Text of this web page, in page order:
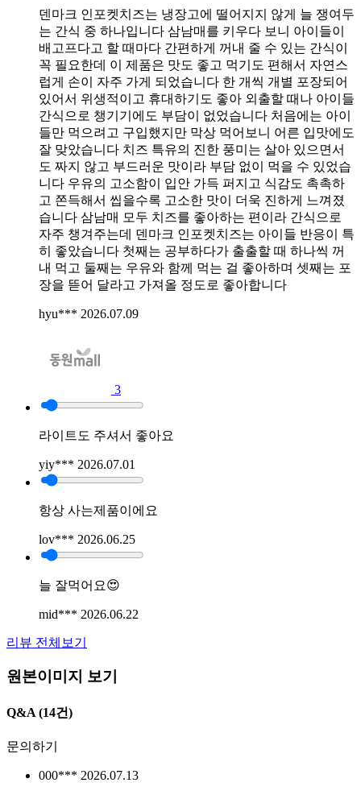
덴마크 인포켓치즈는 냉장고에 떨어지지 않게 늘 쟁여두
는 간식 중 하나입니다 삼남매를 키우다 보니 아이들이
배고프다고 할 때마다 간편하게 꺼내 줄 수 있는 간식이
꼭 필요한데 이 제품은 맛도 좋고 먹기도 편해서 자연스
럽게 손이 자주 가게 되었습니다 한 개씩 개별 포장되어
있어서 위생적이고 휴대하기도 좋아 외출할 때나 아이들
간식으로 챙기기에도 부담이 없었습니다 처음에는 아이
들만 먹으려고 구입했지만 막상 먹어보니 어른 입맛에도
잘 맞았습니다 치즈 특유의 진한 풍미는 살아 있으면서
도 짜지 않고 부드러운 맛이라 부담 없이 먹을 수 있었습
니다 우유의 고소함이 입안 가득 퍼지고 식감도 촉촉하
고 쫀득해서 씹을수록 고소한 맛이 더욱 진하게 느껴졌
습니다 삼남매 모두 치즈를 좋아하는 편이라 간식으로
자주 챙겨주는데 덴마크 인포켓치즈는 아이들 반응이 특
히 좋았습니다 첫째는 공부하다가 출출할 때 하나씩 꺼
내 먹고 둘째는 우유와 함께 먹는 걸 좋아하며 셋째는 포
장을 뜯어 달라고 가져올 정도로 좋아합니다
hyu*** 2026.07.09
3
라이트도 주셔서 좋아요
yiy*** 2026.07.01
항상 사는제품이에요
lov*** 2026.06.25
늘 잘먹어요😍
mid*** 2026.06.22
리뷰 전체보기
원본이미지 보기
Q&A (14건)
문의하기
000*** 2026.07.13